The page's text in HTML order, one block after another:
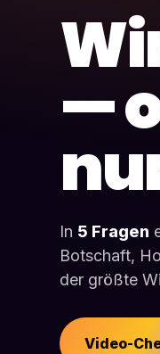
—
In 5 Fragen
Botschaft,
der größte
Video-